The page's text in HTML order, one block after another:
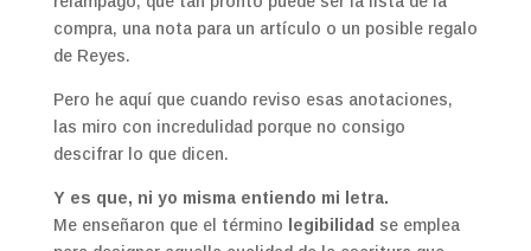
compra, una nota para un artículo o un posible regalo
de Reyes.
Pero he aquí que cuando reviso esas anotaciones,
las miro con incredulidad porque no consigo
descifrar lo que dicen.
Y es que, ni yo misma entiendo mi letra.
Me enseñaron que el término
legibilidad se emplea